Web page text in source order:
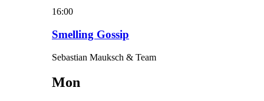
16:00
Smelling Gossip
Sebastian Mauksch & Team
Mon